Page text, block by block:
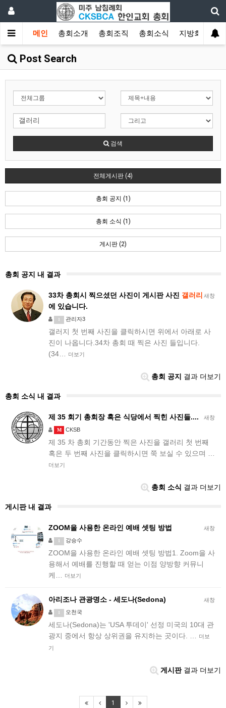
메인 총회소개 총회조직 총회소식 지방회
Post Search
검색
전체게시판 (4)
총회 공지 (1)
총회 소식 (1)
게시판 (2)
총회 공지 내 결과
새창
33차 총회시 찍으셨던 사진이 게시판 사진 갤러리
에 있습니다.
관리자3
갤러지 첫 번째 사진을 클릭하시면 위에서 아래로 사
진이 나옵니다.34차 총회 때 찍은 사진 들입니다.
(34…
더보기
총회 공지 결과 더보기
총회 소식 내 결과
새창
제 35 회기 총회장 혹은 식당에서 찍힌 사진들....
M CKSB
제 35 차 총회 기간동안 찍은 사진을 갤러리 첫 번째
혹은 두 번째 사진을 클릭하시면 쭉 보실 수 있으며 …
더보기
총회 소식 결과 더보기
게시판 내 결과
새창
ZOOM을 사용한 온라인 예배 셋팅 방법
강승수
ZOOM을 사용한 온라인 예배 셋팅 방법1. Zoom을 사
용해서 예배를 진행할 때 얻는 이점 양방향 커뮤니
케…
더보기
새창
아리조나 관광명소 - 세도나(Sedona)
오천국
세도나(Sedona)는 'USA 투데이' 선정 미국의 10대 관
광지 중에서 항상 상위권을 유지하는 곳이다. …
더보
기
게시판결과 더보기
1